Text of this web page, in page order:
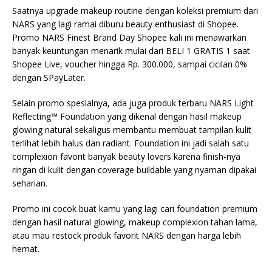
Saatnya upgrade makeup routine dengan koleksi premium dari
NARS yang lagi ramai diburu beauty enthusiast di Shopee.
Promo NARS Finest Brand Day Shopee kali ini menawarkan
banyak keuntungan menarik mulai dari BELI 1 GRATIS 1 saat
Shopee Live, voucher hingga Rp. 300.000, sampai cicilan 0%
dengan SPayLater.
Selain promo spesialnya, ada juga produk terbaru NARS Light
Reflecting™ Foundation yang dikenal dengan hasil makeup
glowing natural sekaligus membantu membuat tampilan kulit
terlihat lebih halus dan radiant. Foundation ini jadi salah satu
complexion favorit banyak beauty lovers karena finish-nya
ringan di kulit dengan coverage buildable yang nyaman dipakai
seharian.
Promo ini cocok buat kamu yang lagi cari foundation premium
dengan hasil natural glowing, makeup complexion tahan lama,
atau mau restock produk favorit NARS dengan harga lebih
hemat.